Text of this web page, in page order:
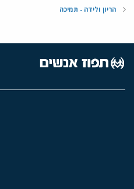
הריון ולידה - תמיכה